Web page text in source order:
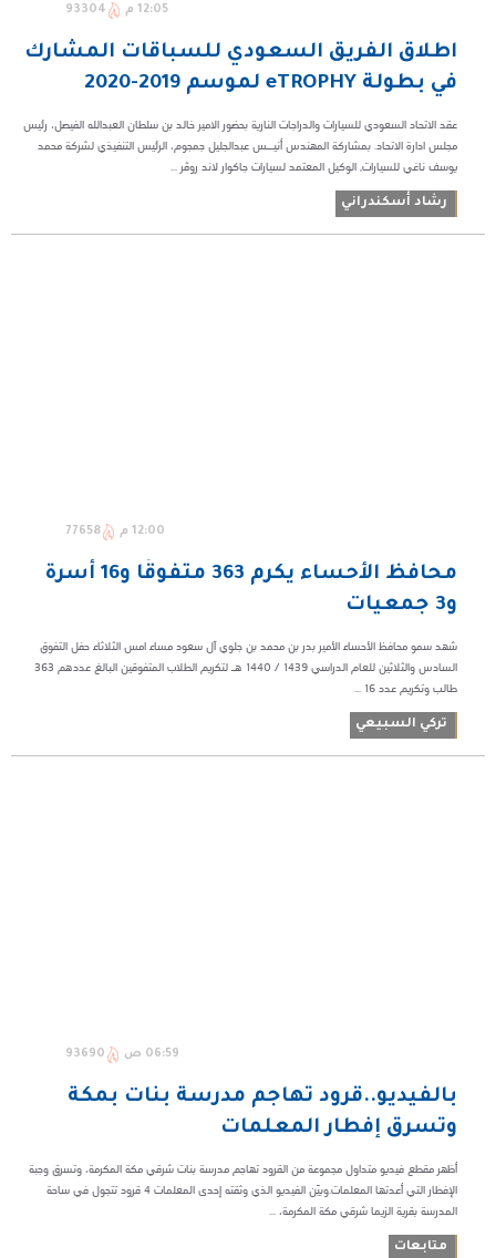
12:05 م 93304
اطلاق الفريق السعودي للسباقات المشارك
في بطولة eTROPHY لموسم 2019-2020
عقد الاتحاد السعودي للسيارات والدراجات النارية بحضور الامير خالد بن سلطان العبدالله الفيصل، رئيس
مجلس ادارة الاتحاد. بمشاركة المهندس أنيــس عبدالجليل جمجوم، الرئيس التنفيذي لشركة محمد
يوسف ناغي للسيارات, الوكيل المعتمد لسيارات جاكوار لاند روڤر ...
رشاد أسكندراني
12:00 م 77658
محافظ الأحساء يكرم 363 متفوقًا و16 أسرة
و3 جمعيات
شهد سمو محافظ الأحساء الأمير بدر بن محمد بن جلوي آل سعود مساء امس الثلاثاء حفل التفوق
السادس والثلاثين للعام الدراسي 1439 / 1440 هـ لتكريم الطلاب المتفوقين البالغ عددهم 363
طالب وتكريم عدد 16 ...
تركي السبيعي
06:59 ص 93690
بالفيديو..قرود تهاجم مدرسة بنات بمكة
وتسرق إفطار المعلمات
أظهر مقطع فيديو متداول مجموعة من القرود تهاجم مدرسة بنات شرقي مكة المكرمة، وتسرق وجبة
الإفطار التي أعدتها المعلمات.وبيّن الفيديو الذي وثقته إحدى المعلمات 4 قرود تتجول في ساحة
المدرسة بقرية الزيما شرقي مكة المكرمة، ...
متابعات